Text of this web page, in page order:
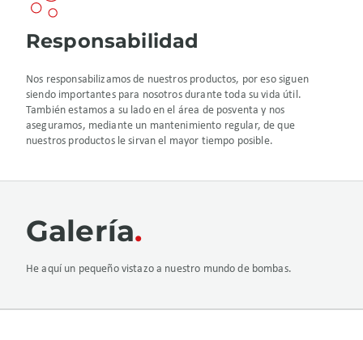
Responsabilidad
Nos responsabilizamos de nuestros productos, por eso siguen
siendo importantes para nosotros durante toda su vida útil.
También estamos a su lado en el área de posventa y nos
aseguramos, mediante un mantenimiento regular, de que
nuestros productos le sirvan el mayor tiempo posible.
Galería
He aquí un pequeño vistazo a nuestro mundo de bombas.